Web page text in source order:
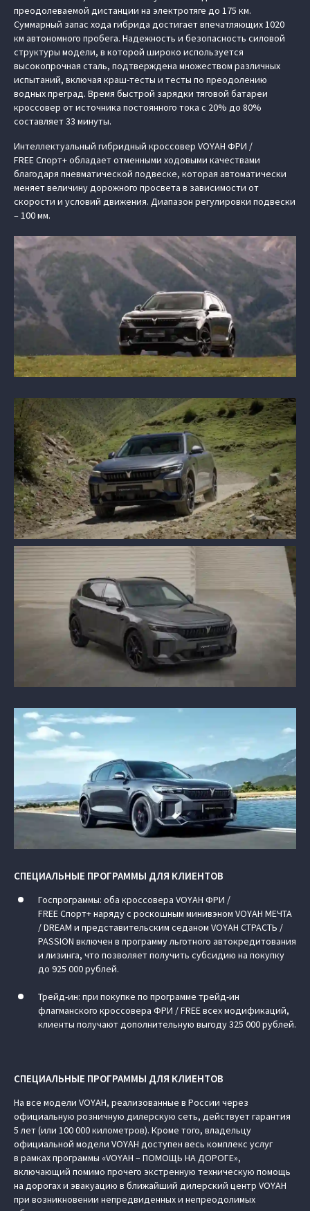
преодолеваемой дистанции на электротяге до 175 км.
Суммарный запас хода гибрида достигает впечатляющих 1020
км автономного пробега. Надежность и безопасность силовой
структуры модели, в которой широко используется
высокопрочная сталь, подтверждена множеством различных
испытаний, включая краш-тесты и тесты по преодолению
водных преград. Время быстрой зарядки тяговой батареи
кроссовер от источника постоянного тока c 20% до 80%
составляет 33 минуты.
Интеллектуальный гибридный кроссовер VOYAH ФРИ /
FREE Спорт+ обладает отменными ходовыми качествами
благодаря пневматической подвеске, которая автоматически
меняет величину дорожного просвета в зависимости от
скорости и условий движения. Диапазон регулировки подвески
– 100 мм.
СПЕЦИАЛЬНЫЕ ПРОГРАММЫ ДЛЯ КЛИЕНТОВ
Госпрограммы: оба кроссовера VOYAH ФРИ /
FREE Спорт+ наряду с роскошным минивэном VOYAH МЕЧТА
/ DREAM и представительским седаном VOYAH СТРАСТЬ /
PASSION включен в программу льготного автокредитования
и лизинга, что позволяет получить субсидию на покупку
до 925 000 рублей.
Трейд-ин: при покупке по программе трейд-ин
флагманского кроссовера ФРИ / FREE всех модификаций,
клиенты получают дополнительную выгоду 325 000 рублей.
СПЕЦИАЛЬНЫЕ ПРОГРАММЫ ДЛЯ КЛИЕНТОВ
На все модели VOYAH, реализованные в России через
официальную розничную дилерскую сеть, действует гарантия
5 лет (или 100 000 километров). Кроме того, владельцу
официальной модели VOYAH доступен весь комплекс услуг
в рамках программы «VOYAH – ПОМОЩЬ НА ДОРОГЕ»,
включающий помимо прочего экстренную техническую помощь
на дорогах и эвакуацию в ближайший дилерский центр VOYAH
при возникновении непредвиденных и непреодолимых